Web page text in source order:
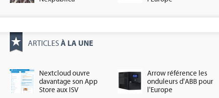
ARTICLES À LA UNE
Nextcloud ouvre
davantage son App
Store aux ISV
Arrow référence les
onduleurs d'ABB pour
l'Europe